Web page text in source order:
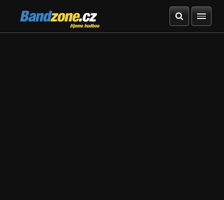
Bandzone.cz
žijeme hudbou